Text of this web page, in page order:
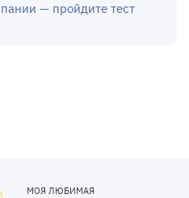
— пройдите тест
МОЯ ЛЮБИМАЯ